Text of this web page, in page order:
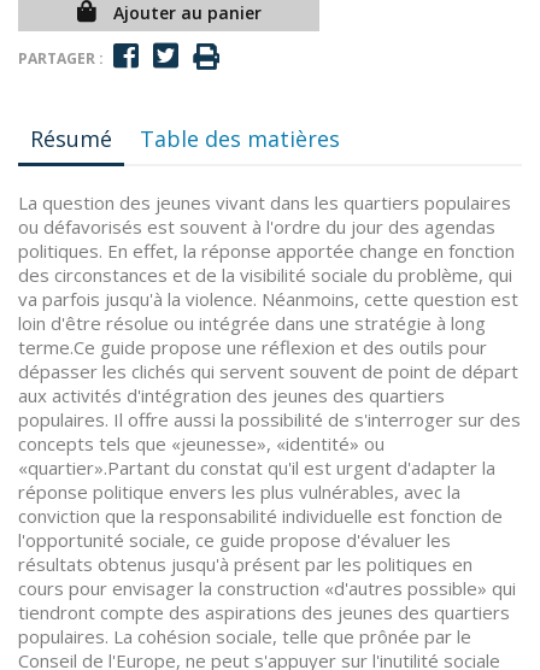
Ajouter au panier
PARTAGER :
Résumé Table des matières
La question des jeunes vivant dans les quartiers populaires
ou défavorisés est souvent à l'ordre du jour des agendas
politiques. En effet, la réponse apportée change en fonction
des circonstances et de la visibilité sociale du problème, qui
va parfois jusqu'à la violence. Néanmoins, cette question est
loin d'être résolue ou intégrée dans une stratégie à long
terme.Ce guide propose une réflexion et des outils pour
dépasser les clichés qui servent souvent de point de départ
aux activités d'intégration des jeunes des quartiers
populaires. Il offre aussi la possibilité de s'interroger sur des
concepts tels que «jeunesse», «identité» ou
«quartier».Partant du constat qu'il est urgent d'adapter la
réponse politique envers les plus vulnérables, avec la
conviction que la responsabilité individuelle est fonction de
l'opportunité sociale, ce guide propose d'évaluer les
résultats obtenus jusqu'à présent par les politiques en
cours pour envisager la construction «d'autres possible» qui
tiendront compte des aspirations des jeunes des quartiers
populaires. La cohésion sociale, telle que prônée par le
Conseil de l'Europe, ne peut s'appuyer sur l'inutilité sociale